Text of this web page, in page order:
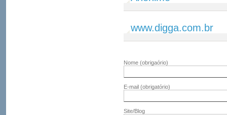
www.digga.com.br
Nome (obrigaório)
E-mail (obrigatório)
Site/Blog